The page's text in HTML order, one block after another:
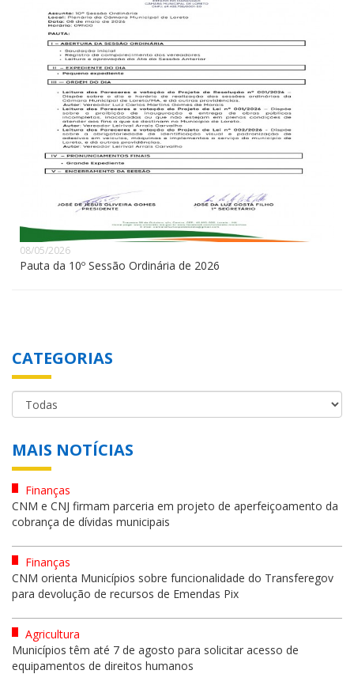
08/05/2026
Pauta da 10º Sessão Ordinária de 2026
CATEGORIAS
MAIS NOTÍCIAS
Finanças
CNM e CNJ firmam parceria em projeto de aperfeiçoamento da
cobrança de dívidas municipais
Finanças
CNM orienta Municípios sobre funcionalidade do Transferegov
para devolução de recursos de Emendas Pix
Agricultura
Municípios têm até 7 de agosto para solicitar acesso de
equipamentos de direitos humanos